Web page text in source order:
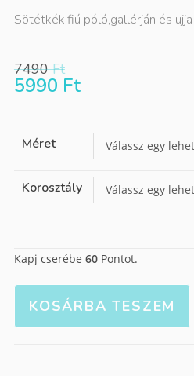
Sötétkék,fiú póló,gallérján és
7490Ft
5990 Ft
Méret Válassz egy
Korosztály Válassz egy
Kapj cserébe 60Pontot.
KOSÁRBA TESZEM